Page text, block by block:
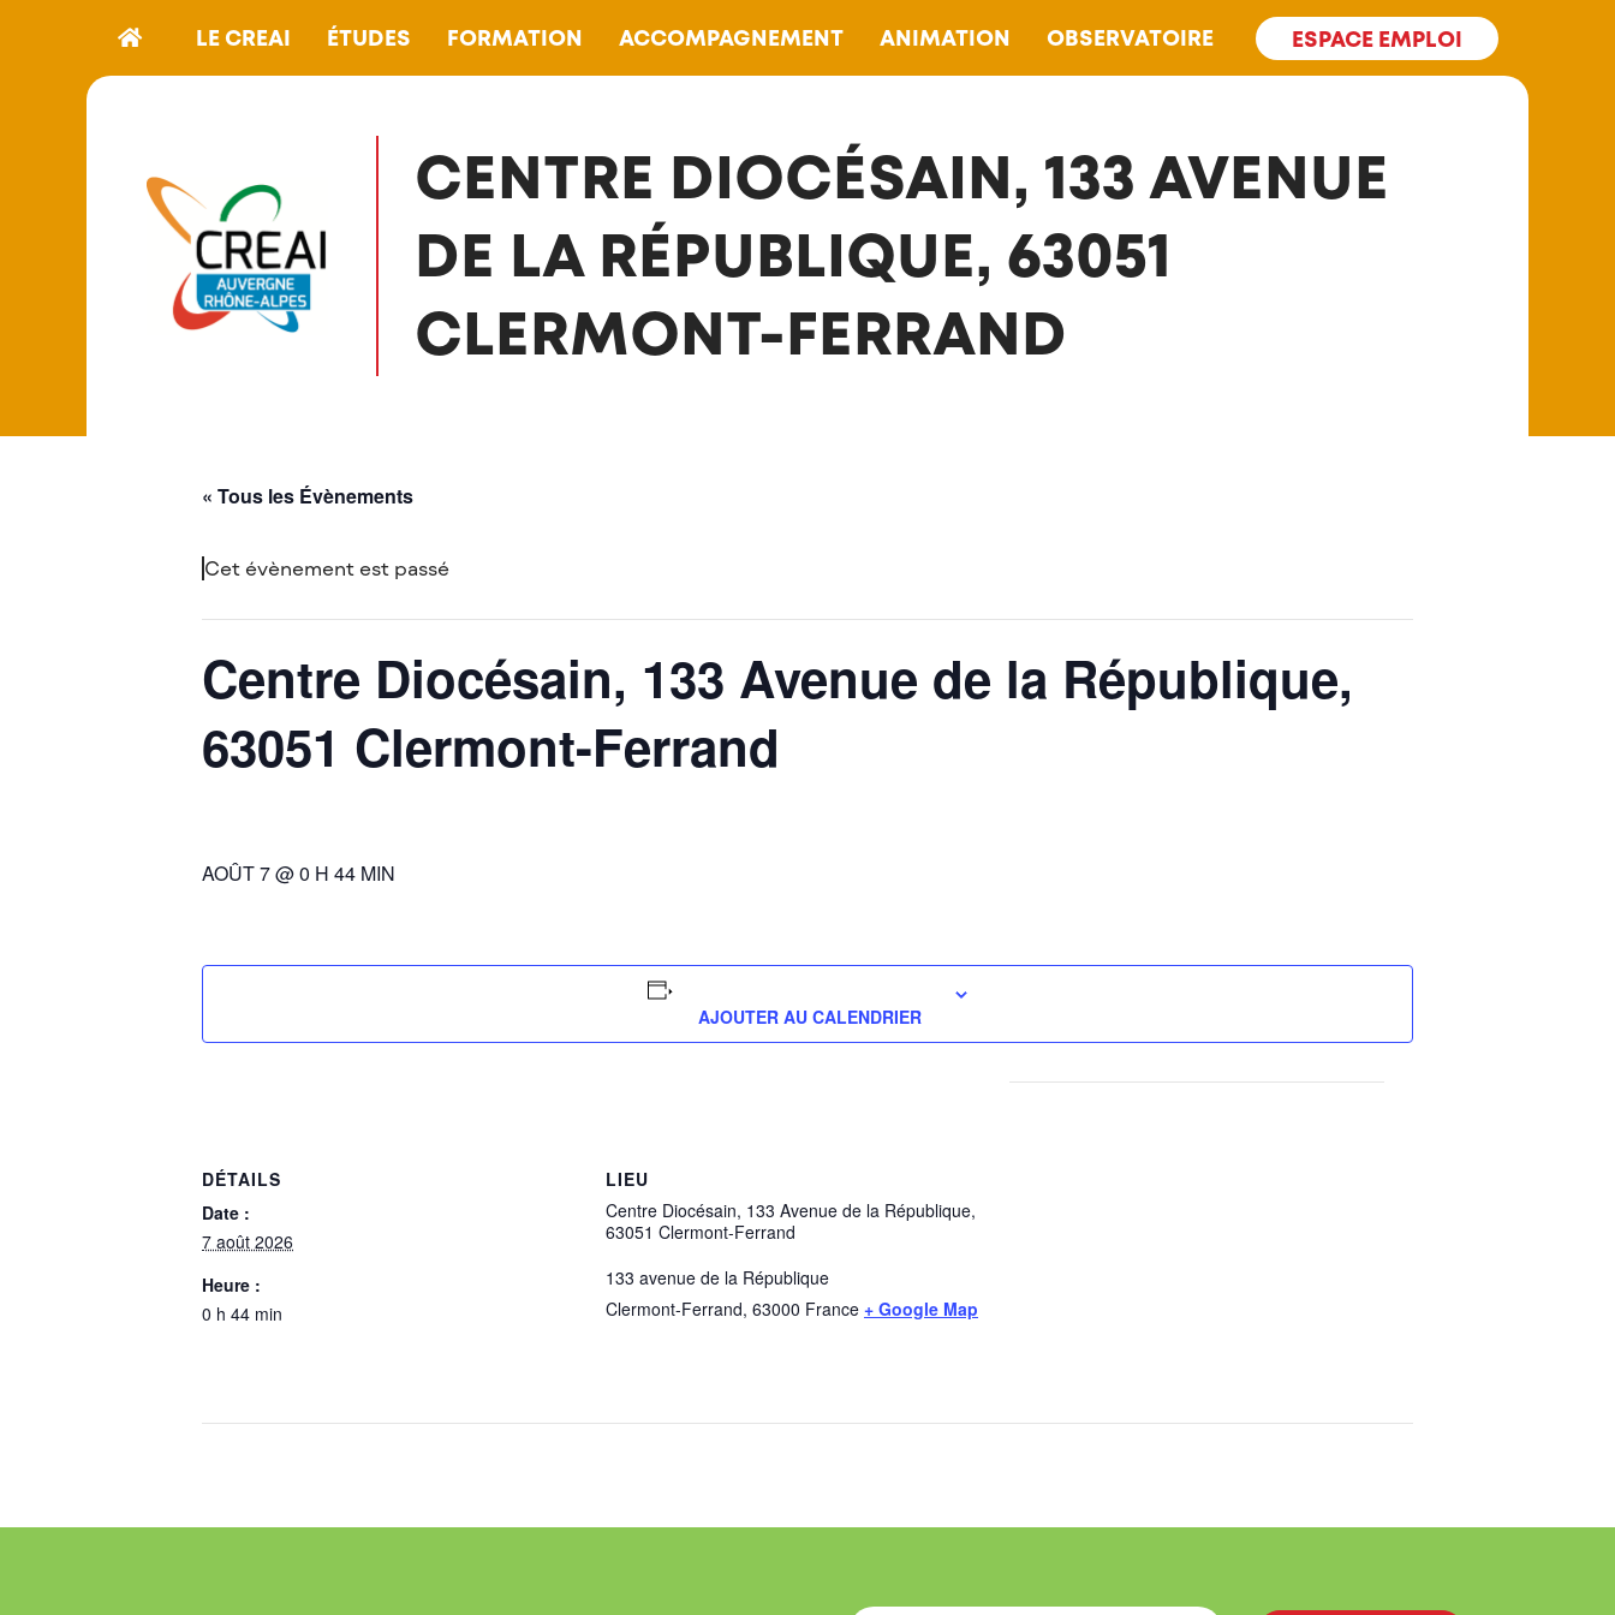
LE CREAI ÉTUDES FORMATION ACCOMPAGNEMENT ANIMATION OBSERVATOIRE ESPACE EMPLOI
CENTRE DIOCÉSAIN, 133 AVENUE
DE LA RÉPUBLIQUE, 63051
CLERMONT-FERRAND
« Tous les Évènements
Cet évènement est passé
Centre Diocésain, 133 Avenue de la République,
63051 Clermont-Ferrand
AOÛT 7 @ 0 H 44 MIN
AJOUTER AU CALENDRIER
DÉTAILS
Date :
7 août 2026
Heure :
0 h 44 min
LIEU
Centre Diocésain, 133 Avenue de la République,
63051 Clermont-Ferrand
133 avenue de la République
Clermont-Ferrand, 63000 France + Google Map